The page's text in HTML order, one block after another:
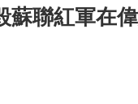
蘇聯紅軍在